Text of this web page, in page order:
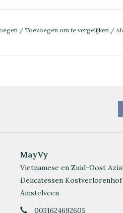
/ Toevoegen om te vergelijken /
MayVy
Vietnamese en Zuid-Oost
Delicatessen Kostverlorenhof
Amstelveen
0031624692605